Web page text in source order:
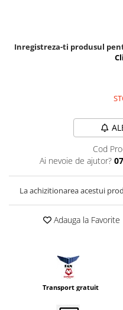
Adaptoare stativ port
Comander TTL
Cabluri TTL
Cabluri si Patine Sincron
Ring-Flash Adaptor
Bracket-uri si suporti
Huse protectie blitz extern
Inregistreza-ti produsul
Cod
Ai nevoie de ajutor?
La achizitionarea acestui
Adauga la Favorite
Transport gratuit